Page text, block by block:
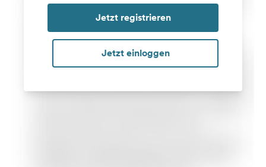
Jetzt registrieren
Jetzt einloggen